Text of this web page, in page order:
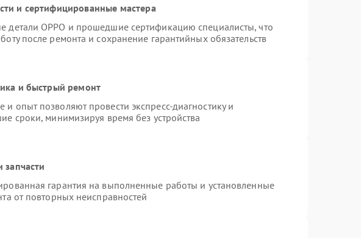
и сертифицированные мастера
детали OPPO и прошедшие сертификацию специалисты, что
после ремонта и сохранение гарантийных обязательств
и быстрый ремонт
опыт позволяют провести экспресс-диагностику и
сроки, минимизируя время без устройства
запчасти
гарантия на выполненные работы и установленные
от повторных неисправностей